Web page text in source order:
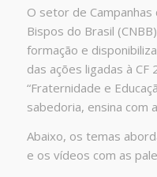
O setor de Campanhas
Bispos do Brasil
formação e
das ações ligadas à CF
“Fraternidade e
sabedoria, ensina com
Abaixo, os temas
e os vídeos com as